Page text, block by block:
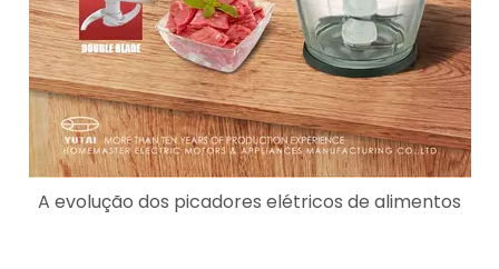
A evolução dos picadores elétricos de alimentos